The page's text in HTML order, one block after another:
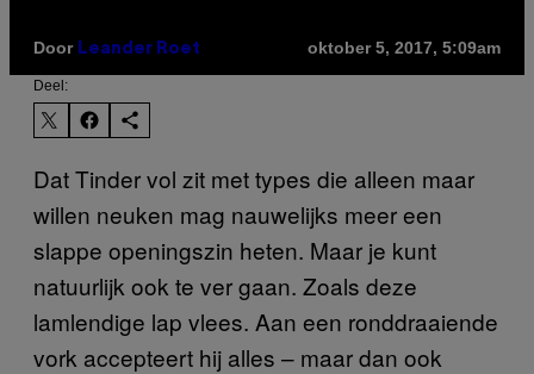
Door Leander Roet oktober 5, 2017, 5:09am
Deel:
Dat Tinder vol zit met types die alleen maar
willen neuken mag nauwelijks meer een
slappe openingszin heten. Maar je kunt
natuurlijk ook te ver gaan. Zoals deze
lamlendige lap vlees. Aan een ronddraaiende
vork accepteert hij alles – maar dan ook